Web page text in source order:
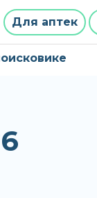
Для аптек